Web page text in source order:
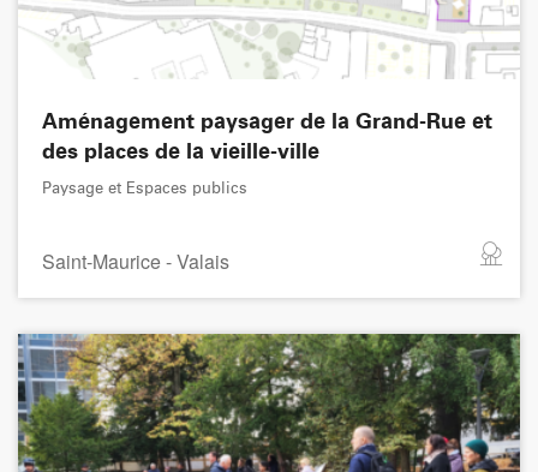
Aménagement paysager de la Grand-Rue et
des places de la vieille-ville
Paysage et Espaces publics
Saint-Maurice - Valais